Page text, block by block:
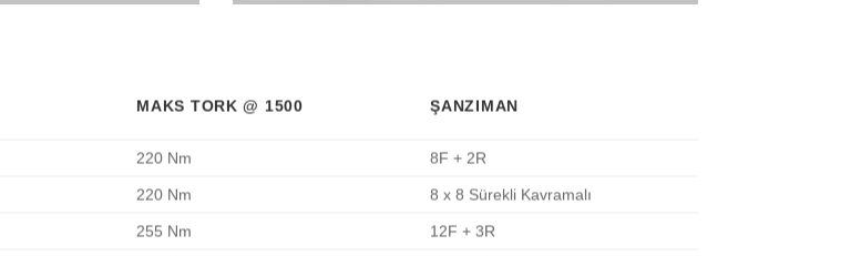
MAKS TORK @ 1500 ŞANZIMAN
220 Nm
8F + 2R
220 Nm
8 x 8 Sürekli Kavramalı
255 Nm
12F + 3R